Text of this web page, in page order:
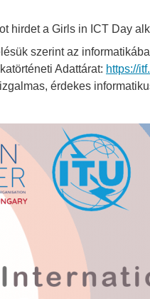
hirdet a Girls in ICT Day
szerint az
Adattárat: https://
érdekes